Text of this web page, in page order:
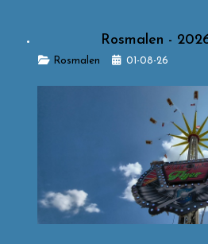
Rosmalen -
DetailsRosmalen 01-08-26